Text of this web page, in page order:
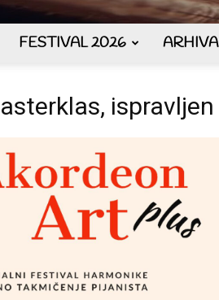
FESTIVAL 2026 ARHIVA
ispravljen